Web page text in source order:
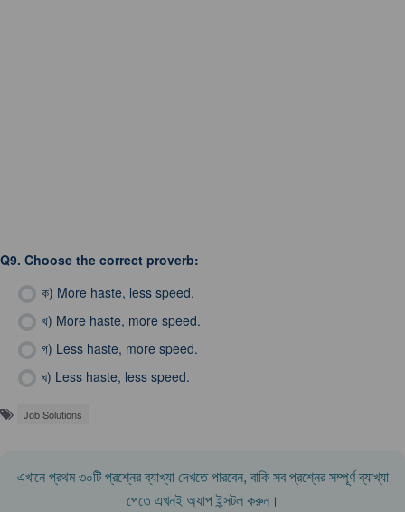
Q9. Choose the correct proverb:
ক) More haste, less speed.
খ) More haste, more speed.
গ) Less haste, more speed.
ঘ) Less haste, less speed.
Job Solutions
এখানে প্রথম ৩০টি প্রশ্নের ব্যাখ্যা দেখতে পারবেন, বাকি সব প্রশ্নের সম্পূর্ণ ব্যাখ্যা
পেতে এখনই অ্যাপ ইন্সটল করুন।